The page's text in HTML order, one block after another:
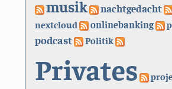
musik nachtgedacht
nextcloud onlinebanking
podcast Politik
Privates